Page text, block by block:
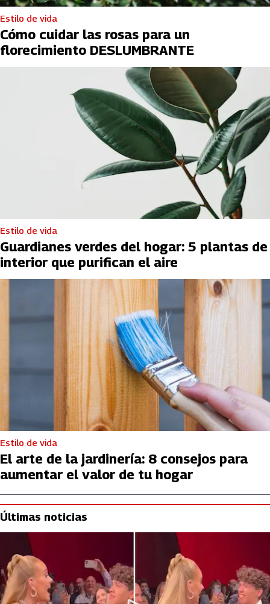
Estilo de vida
Cómo cuidar las rosas para un
florecimiento DESLUMBRANTE
Estilo de vida
Guardianes verdes del hogar: 5 plantas de
interior que purifican el aire
Estilo de vida
El arte de la jardinería: 8 consejos para
aumentar el valor de tu hogar
Últimas noticias